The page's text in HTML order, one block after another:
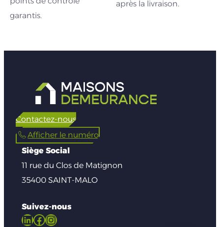
garantis.
après la livraison.
Contactez-nous
Afficher le numéro
Siège Social
11 rue du Clos de Matignon
35400 SAINT-MALO
Suivez-nous
LinkedIn Facebook Instagram